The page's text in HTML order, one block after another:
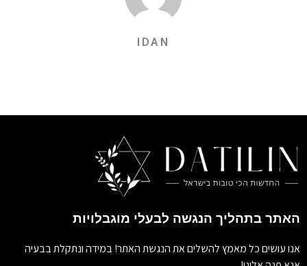
IDAN
האתר בתהליך הנגשה לבעלי מוגבלויות
אנו עושים כל מאמץ להשלים את הנגשת האתר! במידה ונתקלת בבעיה